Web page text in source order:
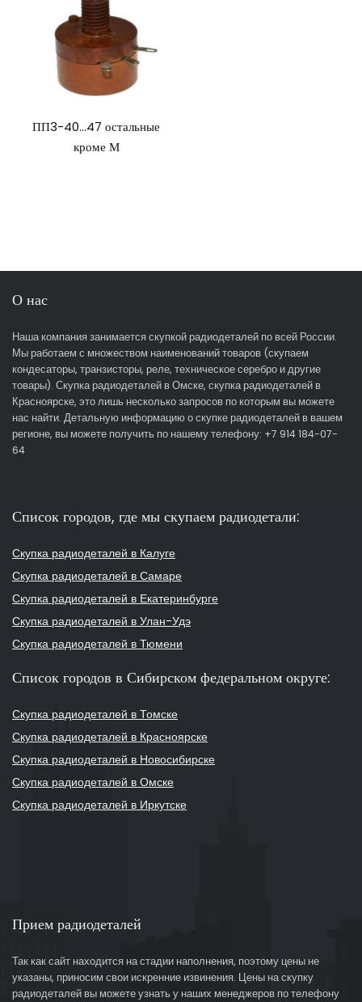
ПП3-40…47 остальные
кроме М
О нас
Наша компания занимается скупкой радиодеталей по всей России.
Мы работаем с множеством наименований товаров (скупаем
кондесаторы, транзисторы, реле, техническое серебро и другие
товары). Скупка радиодеталей в Омске, скупка радиодеталей в
Красноярске, это лишь несколько запросов по которым вы можете
нас найти. Детальную информацию о скупке радиодеталей в вашем
регионе, вы можете получить по нашему телефону: +7 914 184-07-
64
Список городов, где мы скупаем радиодетали:
Скупка радиодеталей в Калуге
Скупка радиодеталей в Самаре
Скупка радиодеталей в Екатеринбурге
Скупка радиодеталей в Улан-Удэ
Скупка радиодеталей в Тюмени
Список городов в Сибирском федеральном округе:
Скупка радиодеталей в Томске
Скупка радиодеталей в Красноярске
Скупка радиодеталей в Новосибирске
Скупка радиодеталей в Омске
Скупка радиодеталей в Иркутске
Прием радиодеталей
Так как сайт находится на стадии наполнения, поэтому цены не
указаны, приносим свои искренние извинения. Цены на скупку
радиодеталей вы можете узнать у наших менеджеров по телефону